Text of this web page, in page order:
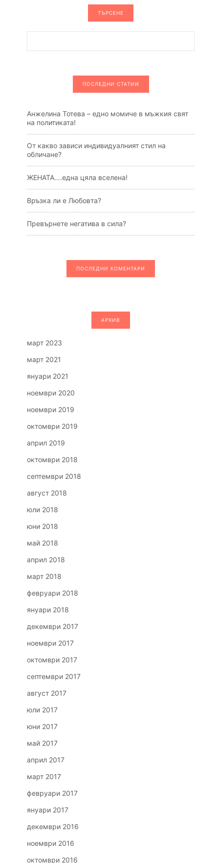
ТЪРСЕНЕ
ПОСЛЕДНИ СТАТИИ
Анжелина Тотева – едно момиче в мъжкия свят
на политиката!
От какво зависи индивидуалният стил на
обличане?
ЖЕНАТА….една цяла вселена!
Връзка ли е Любовта?
Превърнете негатива в сила?
ПОСЛЕДНИ КОМЕНТАРИ
АРХИВ
март 2023
март 2021
януари 2021
ноември 2020
ноември 2019
октомври 2019
април 2019
октомври 2018
септември 2018
август 2018
юли 2018
юни 2018
май 2018
април 2018
март 2018
февруари 2018
януари 2018
декември 2017
ноември 2017
октомври 2017
септември 2017
август 2017
юли 2017
юни 2017
май 2017
април 2017
март 2017
февруари 2017
януари 2017
декември 2016
ноември 2016
октомври 2016